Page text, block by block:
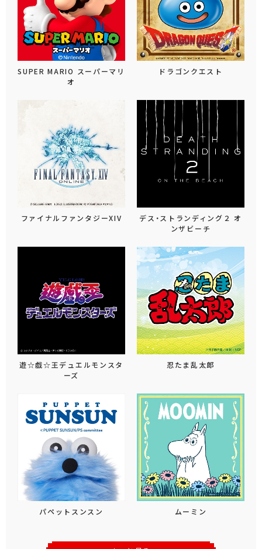
SUPER MARIO スーパーマリ
オ
ドラゴンクエスト
ファイナルファンタジーXIV
デス・ストランディング２ オ
ンザビーチ
遊☆戯☆王デュエルモンスタ
ーズ
忍たま乱太郎
パペットスンスン ムーミン